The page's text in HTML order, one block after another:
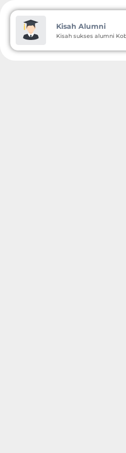
Kisah Alumni
Kisah sukses alumni